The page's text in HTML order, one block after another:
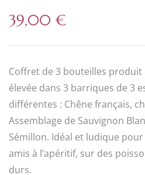
39,00 €
Coffret de 3 bouteilles produit
élevée dans 3 barriques de 3
différentes : Chêne français,
Assemblage de Sauvignon
Sémillon. Idéal et ludique
amis à l’apéritif, sur des
durs.